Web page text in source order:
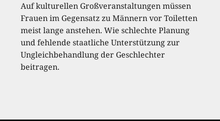
Auf kulturellen Großveranstaltungen müssen
Frauen im Gegensatz zu Männern vor Toiletten
meist lange anstehen. Wie schlechte Planung
und fehlende staatliche Unterstützung zur
Ungleichbehandlung der Geschlechter
beitragen.